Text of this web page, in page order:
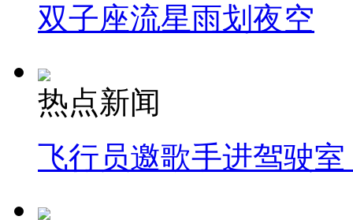
双子座流星雨划夜空
热点新闻
飞行员邀歌手进驾驶